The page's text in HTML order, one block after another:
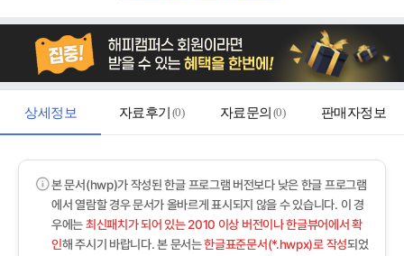
상세정보 자료후기 (0) 자료문의 (0) 판매자정보
본 문서(hwp)가 작성된 한글 프로그램 버전보다 낮은 한글 프로그램
에서 열람할 경우 문서가 올바르게 표시되지 않을 수 있습니다. 이 경
우에는최신패치가 되어 있는 2010 이상 버전이나 한글뷰어에서 확
인해 주시기 바랍니다. 본 문서는한글표준문서(*.hwpx)로 작성되었